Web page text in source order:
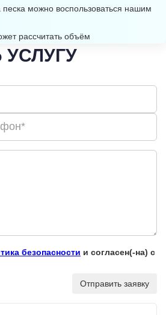
песка можно воспользоваться нашим
рассчитать объём
УСЛУГУ
безопасности и согласен(-на) с
Отправить заявку